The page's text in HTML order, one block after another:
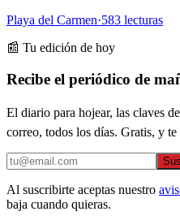
Playa del Carmen·583 lecturas
📰 Tu edición de hoy
Recibe el periódico de
El diario para hojear, las claves
correo, todos los días. Gratis, y
Al suscribirte aceptas nuestro
baja cuando quieras.